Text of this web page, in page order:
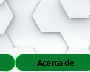
Acerca de